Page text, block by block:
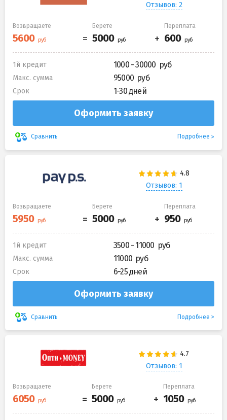
Отзывов: 2
Возвращаете Берете Переплата
1й кредит 1000 - 30000
Макс. сумма 95000
Срок 1-30 дней
Оформить заявку
Сравнить Подробнее
Отзывов: 1
Возвращаете Берете Переплата
1й кредит 3500 - 11000
Макс. сумма 11000
Срок 6-25 дней
Оформить заявку
Сравнить Подробнее
Отзывов: 1
Возвращаете Берете Переплата